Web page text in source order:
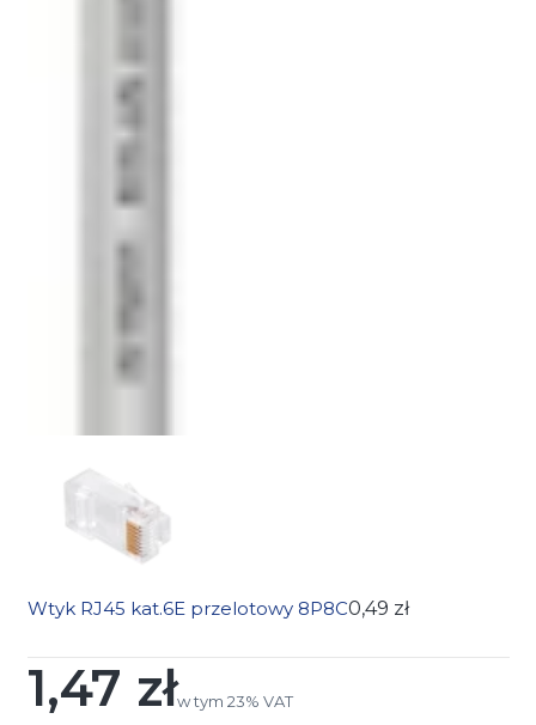
Wtyk RJ45 kat.6E przelotowy 8P8C0,49 zł
Cena
1,47 złw tym 23% VAT
w tym 23% VAT